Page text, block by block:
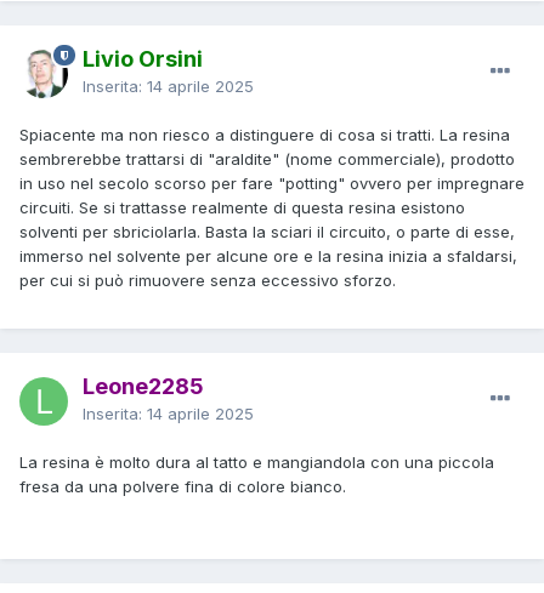
Livio Orsini
Inserita: 14 aprile 2025
Spiacente ma non riesco a distinguere di cosa si tratti. La resina
sembrerebbe trattarsi di "araldite" (nome commerciale), prodotto
in uso nel secolo scorso per fare "potting" ovvero per impregnare
circuiti. Se si trattasse realmente di questa resina esistono
solventi per sbriciolarla. Basta la sciari il circuito, o parte di esse,
immerso nel solvente per alcune ore e la resina inizia a sfaldarsi,
per cui si può rimuovere senza eccessivo sforzo.
Leone2285
Inserita: 14 aprile 2025
La resina è molto dura al tatto e mangiandola con una piccola
fresa da una polvere fina di colore bianco.